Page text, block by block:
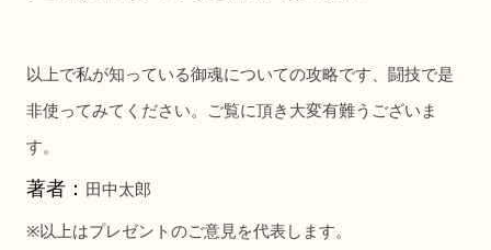
以上で私が知っている御魂についての攻略です、闘技で是
非使ってみてください。ご覧に頂き大変有難うございま
す。
著者： 田中太郎
※以上はプレゼントのご意見を代表します。